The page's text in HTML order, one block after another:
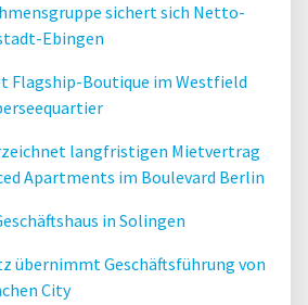
sichert sich Netto-
Ebingen
Flagship-Boutique im Westfield
langfristigen Mietvertrag
Apartments im Boulevard Berlin
in Solingen
übernimmt Geschäftsführung von
City